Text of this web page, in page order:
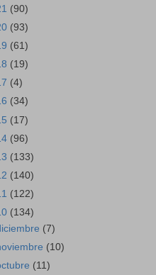
(90)
(93)
(61)
(19)
(4)
(34)
(17)
(96)
(133)
(140)
(122)
(134)
(7)
(10)
(11)